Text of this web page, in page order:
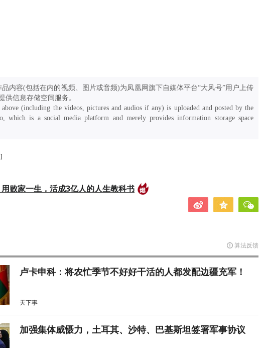
内容(包括在内的视频、图片或音频)为凤凰网旗下自媒体平台“大风号”用户上传
供信息存储空间服务。
(including the videos, pictures and audios if any) is uploaded and posted by the
which is a social media platform and merely provides information storage space
败家一生，活成3亿人的人生教科书
算法反馈
卢卡申科：将农忙季节不好好干活的人都发配边疆充军！
天下事
加强集体威慑力，土耳其、沙特、巴基斯坦签署军事协议